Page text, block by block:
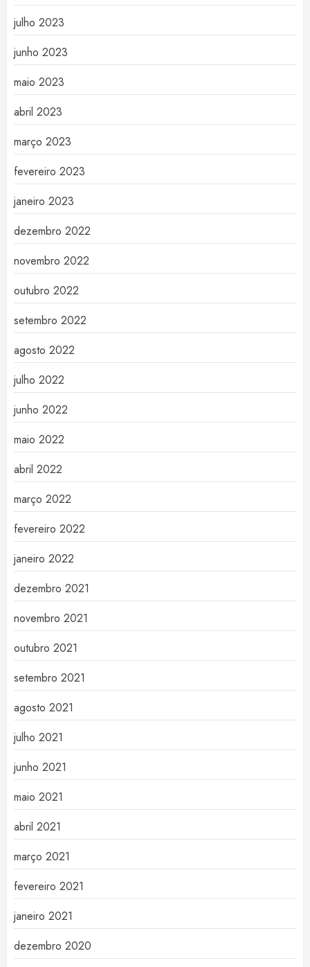
julho 2023
junho 2023
maio 2023
abril 2023
março 2023
fevereiro 2023
janeiro 2023
dezembro 2022
novembro 2022
outubro 2022
setembro 2022
agosto 2022
julho 2022
junho 2022
maio 2022
abril 2022
março 2022
fevereiro 2022
janeiro 2022
dezembro 2021
novembro 2021
outubro 2021
setembro 2021
agosto 2021
julho 2021
junho 2021
maio 2021
abril 2021
março 2021
fevereiro 2021
janeiro 2021
dezembro 2020